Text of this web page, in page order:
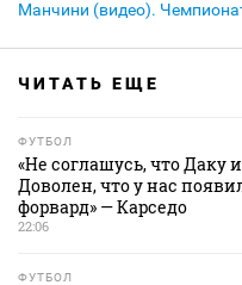
Манчини (видео).
ЧИТАТЬ ЕЩЕ
ФУТБОЛ
«Не соглашусь, что Даку
Доволен, что у нас
форвард» — Карседо
22:06
ФУТБОЛ